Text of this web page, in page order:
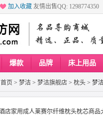
加入收藏 友情出售QQ: 1298774350
爆款 品牌 床上用品
首页 > 梦洁 > 梦洁旗舰店 > 枕头 > 梦